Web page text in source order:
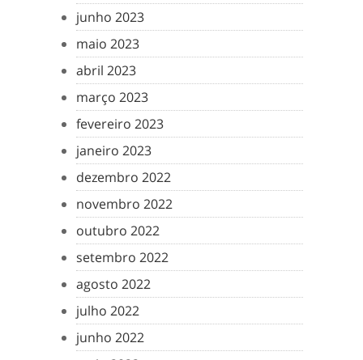
junho 2023
maio 2023
abril 2023
março 2023
fevereiro 2023
janeiro 2023
dezembro 2022
novembro 2022
outubro 2022
setembro 2022
agosto 2022
julho 2022
junho 2022